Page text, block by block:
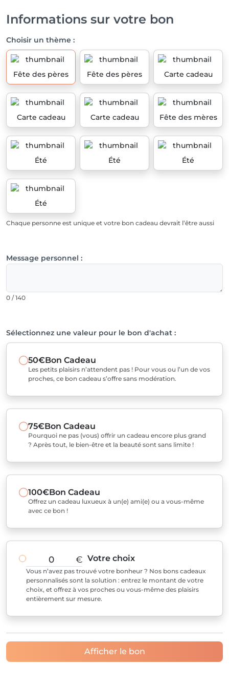
Informations sur votre bon
Choisir un thème :
Fête des pères Fête des pères Carte cadeau
Carte cadeau Carte cadeau Fête des mères
Été Été Été
Été
Chaque personne est unique et votre bon cadeau devrait l’être aussi
Message personnel :
0 / 140
Sélectionnez une valeur pour le bon d'achat :
50€Bon Cadeau
Les petits plaisirs n’attendent pas ! Pour vous ou l’un de vos
proches, ce bon cadeau s’offre sans modération.
75€Bon Cadeau
Pourquoi ne pas (vous) offrir un cadeau encore plus grand
? Après tout, le bien-être et la beauté sont sans limite !
100€Bon Cadeau
Offrez un cadeau luxueux à un(e) ami(e) ou a vous-même
avec ce bon !
€ Votre choix
Vous n’avez pas trouvé votre bonheur ? Nos bons cadeaux
personnalisés sont la solution : entrez le montant de votre
choix, et offrez à vos proches ou vous-même des plaisirs
entièrement sur mesure.
Afficher le bon